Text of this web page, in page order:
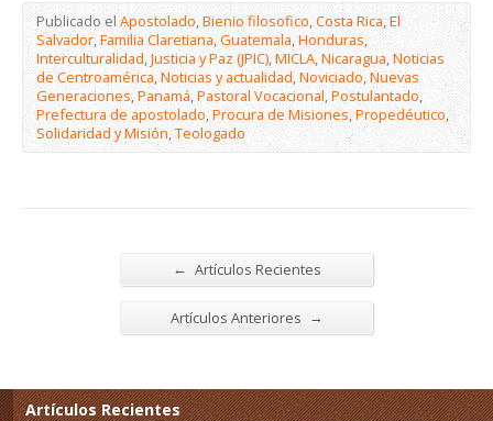
Publicado el Apostolado,Bienio filosofico,Costa Rica,El
Salvador,Familia Claretiana,Guatemala,Honduras,
Interculturalidad,Justicia y Paz (JPIC),MICLA,Nicaragua,Noticias
de Centroamérica,Noticias y actualidad,Noviciado,Nuevas
Generaciones,Panamá,Pastoral Vocacional,Postulantado,
Prefectura de apostolado,Procura de Misiones,Propedéutico,
Solidaridad y Misión,Teologado
← Artículos Recientes
Artículos Anteriores →
Artículos Recientes